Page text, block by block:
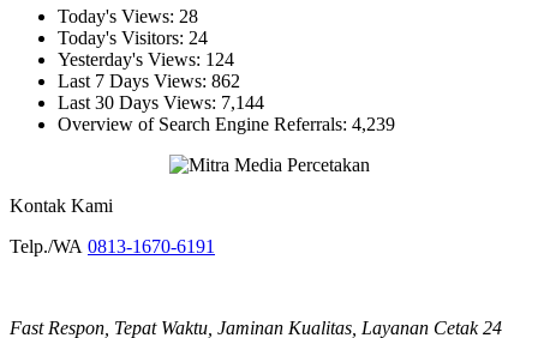
Today's Views: 28
Today's Visitors: 24
Yesterday's Views: 124
Last 7 Days Views: 862
Last 30 Days Views: 7,144
Overview of Search Engine Referrals: 4,239
Kontak Kami
Telp./WA 0813-1670-6191
Fast Respon, Tepat Waktu, Jaminan Kualitas, Layanan Cetak 24